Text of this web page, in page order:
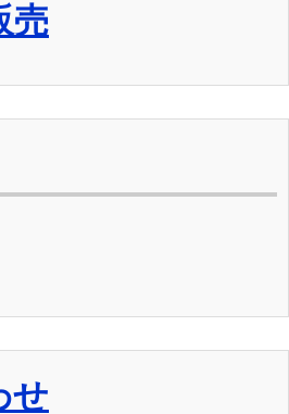
売
せ